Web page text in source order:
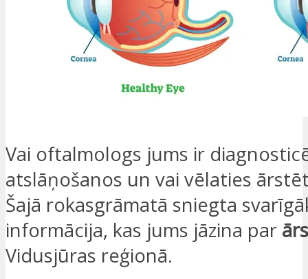
Vai oftalmologs jums ir
atslāņošanos un vai vēlaties
Šajā rokasgrāmatā sniegta
informācija, kas jums jāzina par
Vidusjūras reģionā.